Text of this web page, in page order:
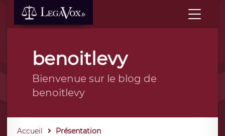
benoitlevy
Bienvenue sur le blog de
benoitlevy
Accueil Présentation